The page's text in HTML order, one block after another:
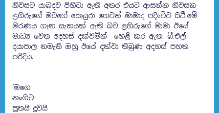
නිවසට යාබදව පිහිටා ඇති අතර එයට ආසන්න නිවසක
ළහිරුගේ මවගේ සොයුරා හෙවත් මාමාද පදිංචිව සිටී.මේ
මරණය ගැන සැකයක් ඇති බව ළහිරුගේ මාමා ඊයේ
මාධ්‍ය වෙත අදහස් දක්වමින් හෙළි කර ඇත. බී.එල්.
දයාපාල නමැති ඔහු ඊයේ දක්වා තිබුණ අදහස් පහත
පරිදිය.
‘මගෙ
නංගිට
පුතයි දුවයි